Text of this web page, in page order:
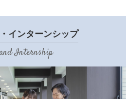
インターンシップ
Internship